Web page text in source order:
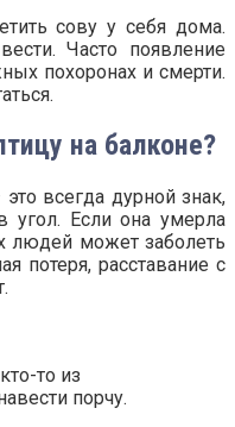
сову у себя дома.
Часто появление
похоронах и смерти.
на балконе?
всегда дурной знак,
угол. Если она умерла
людей может заболеть
потеря, расставание с
то из
порчу.